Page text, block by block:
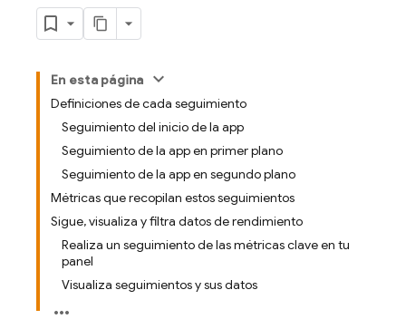
En esta página
Definiciones de cada seguimiento
Seguimiento del inicio de la app
Seguimiento de la app en primer plano
Seguimiento de la app en segundo plano
Métricas que recopilan estos seguimientos
Sigue, visualiza y filtra datos de rendimiento
Realiza un seguimiento de las métricas clave en tu
panel
Visualiza seguimientos y sus datos